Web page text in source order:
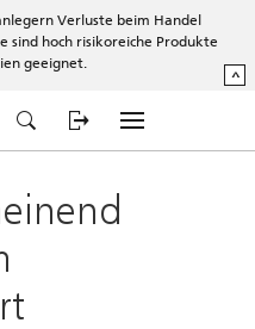
Verluste beim Handel
hoch risikoreiche Produkte
geeignet.
^